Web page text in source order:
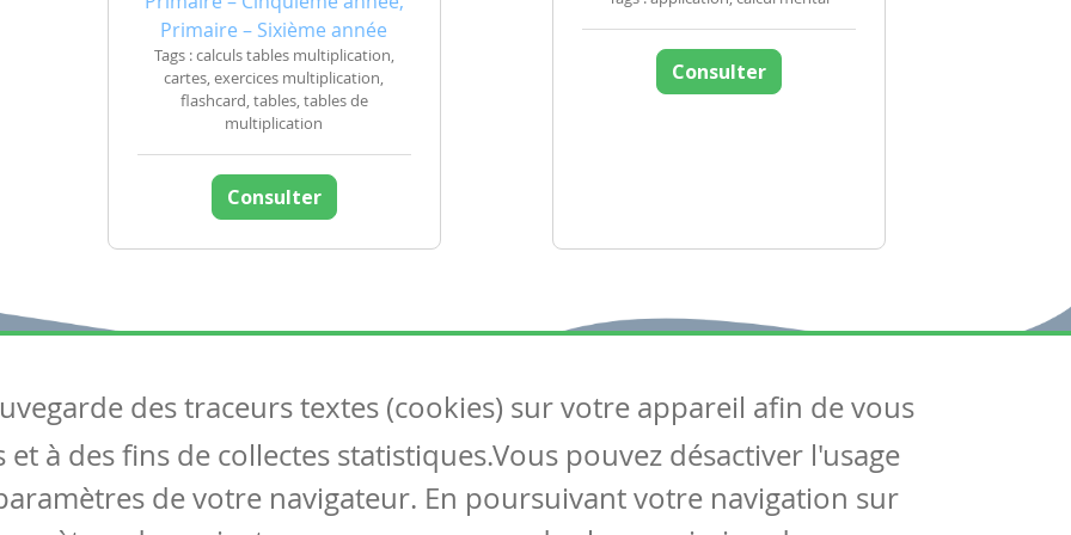
Primaire – Sixième année
Tags : calculs tables multiplication,
cartes, exercices multiplication,
flashcard, tables, tables de
multiplication
Consulter
Consulter
Articles
Tous les articles
Articles DYS
Suivez-nous
Contactez-nous
Soutien scolaire
des traceurs textes (cookies) sur votre appareil afin de vous
à des fins de collectes statistiques.Vous pouvez désactiver l'usage
de votre navigateur. En poursuivant votre navigation sur